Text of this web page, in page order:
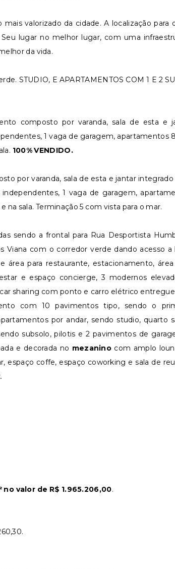
valorizado da cidade. A localização para
lugar no melhor lugar, com uma
da vida.
STUDIO, E APARTAMENTOS COM 1 E 2
composto por varanda, sala de esta e
1 vaga de garagem, apartamentos
100% VENDIDO.
por varanda, sala de esta e jantar
1 vaga de garagem,
na sala. Terminação 5 com vista para o mar.
sendo a frontal para Rua Desportista
Viana com o corredor verde dando acesso a
para restaurante, estacionamento, área
e espaço concierge, 3 modernos
sharing com ponto e carro elétrico
com 10 pavimentos tipo, sendo o
por andar, sendo studio, quarto
subsolo, pilotis e 2 pavimentos de
e decorada no mezanino com amplo
espaço coffe, espaço coworking e sala de
valor de R$ 1.965.206,00.